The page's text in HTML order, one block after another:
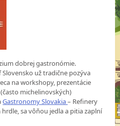
dobrej gastronómie.
už tradične pozýva
na workshopy, prezentácie
michelinovských)
Gastronomy Slovakia– Refinery
sa vôňou jedla a pitia zaplní